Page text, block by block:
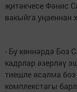
җитәкчесе Фәнис
вакыйга уңаеннан
- Бу көннәрдә Боз
кадрлар әзерләү
тиешле ясалма
комплекстагы